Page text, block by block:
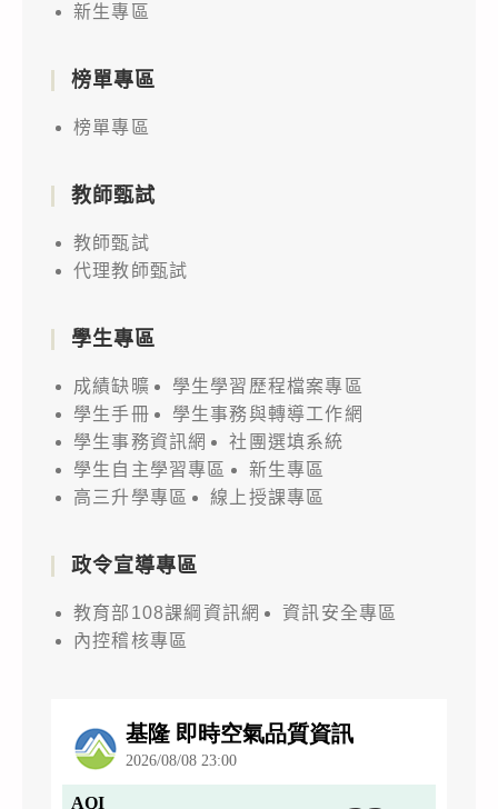
新生專區
榜單專區
榜單專區
教師甄試
教師甄試
代理教師甄試
學生專區
成績缺曠
學生學習歷程檔案專區
學生手冊
學生事務與轉導工作網
學生事務資訊網
社團選填系統
學生自主學習專區
新生專區
高三升學專區
線上授課專區
政令宣導專區
教育部108課綱資訊網
資訊安全專區
內控稽核專區